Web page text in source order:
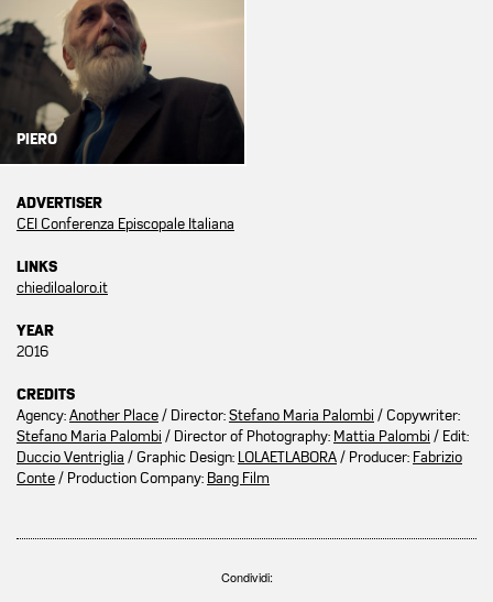
PIERO
ADVERTISER
CEI Conferenza Episcopale Italiana
LINKS
chiediloaloro.it
YEAR
2016
CREDITS
Agency:Another Place/ Director:Stefano Maria Palombi / Copywriter:
Stefano Maria Palombi / Director of Photography: Mattia Palombi / Edit:
Duccio Ventriglia / Graphic Design: LOLAETLABORA/ Producer: Fabrizio
Conte/ Production Company: Bang Film
Condividi: